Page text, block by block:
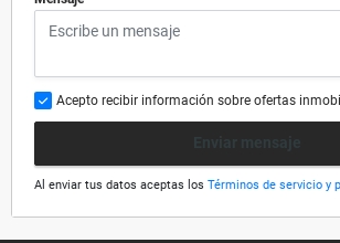
Acepto recibir información sobre ofertas
Al enviar tus datos aceptas los Términos de servicio y